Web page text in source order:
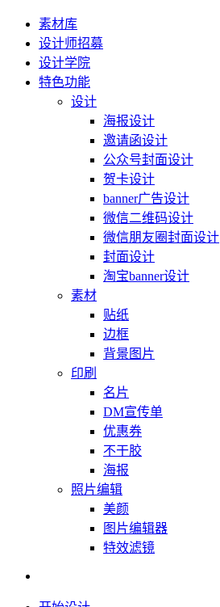
素材库
设计师招募
设计学院
特色功能
设计
海报设计
邀请函设计
公众号封面设计
贺卡设计
banner广告设计
微信二维码设计
微信朋友圈封面设计
封面设计
淘宝banner设计
素材
贴纸
边框
背景图片
印刷
名片
DM宣传单
优惠券
不干胶
海报
照片编辑
美颜
图片编辑器
特效滤镜